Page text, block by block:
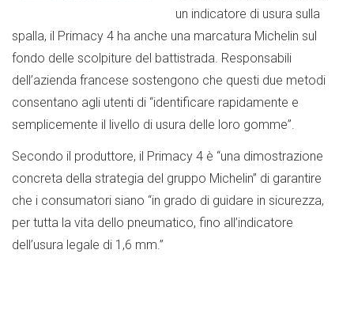
un indicatore di usura sulla
spalla, il Primacy 4 ha anche una marcatura Michelin sul
fondo delle scolpiture del battistrada. Responsabili
dell’azienda francese sostengono che questi due metodi
consentano agli utenti di “identificare rapidamente e
semplicemente il livello di usura delle loro gomme”.
Secondo il produttore, il Primacy 4 è “una dimostrazione
concreta della strategia del gruppo Michelin” di garantire
che i consumatori siano “in grado di guidare in sicurezza,
per tutta la vita dello pneumatico, fino all’indicatore
dell’usura legale di 1,6 mm.”